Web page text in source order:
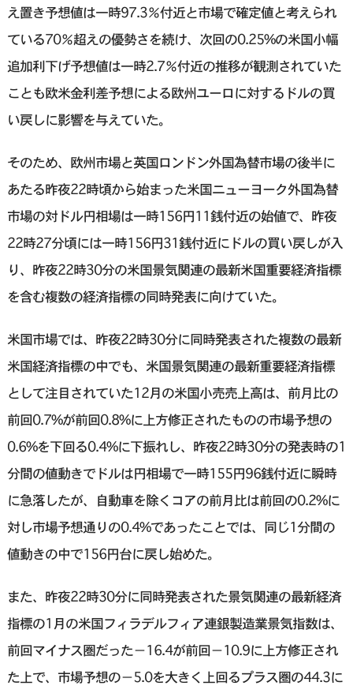
え置き予想値は一時97.3％付近と市場で確定値と考えられ
ている70％超えの優勢さを続け、次回の0.25%の米国小幅
追加利下げ予想値は一時2.7％付近の推移が観測されていた
ことも欧米金利差予想による欧州ユーロに対するドルの買
い戻しに影響を与えていた。
そのため、欧州市場と英国ロンドン外国為替市場の後半に
あたる昨夜22時頃から始まった米国ニューヨーク外国為替
市場の対ドル円相場は一時156円11銭付近の始値で、昨夜
22時27分頃には一時156円31銭付近にドルの買い戻しが入
り、昨夜22時30分の米国景気関連の最新米国重要経済指標
を含む複数の経済指標の同時発表に向けていた。
米国市場では、昨夜22時30分に同時発表された複数の最新
米国経済指標の中でも、米国景気関連の最新重要経済指標
として注目されていた12月の米国小売売上高は、前月比の
前回0.7%が前回0.8%に上方修正されたものの市場予想の
0.6%を下回る0.4%に下振れし、昨夜22時30分の発表時の1
分間の値動きでドルは円相場で一時155円96銭付近に瞬時
に急落したが、自動車を除くコアの前月比は前回の0.2%に
対し市場予想通りの0.4%であったことでは、同じ1分間の
値動きの中で156円台に戻し始めた。
また、昨夜22時30分に同時発表された景気関連の最新経済
指標の1月の米国フィラデルフィア連銀製造業景気指数は、
前回マイナス圏だった−16.4が前回−10.9に上方修正され
た上で、市場予想の−5.0を大きく上回るプラス圏の44.3に